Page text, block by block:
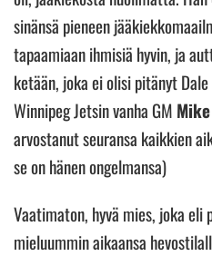
sinänsä pieneen
tapaamiaan ihmisiä hyvin, ja
ketään, joka ei olisi pitänyt
Winnipeg Jetsin vanha GM
arvostanut seuransa kaikkien
se on hänen ongelmansa)
Vaatimaton, hyvä mies, joka eli
mieluummin aikaansa